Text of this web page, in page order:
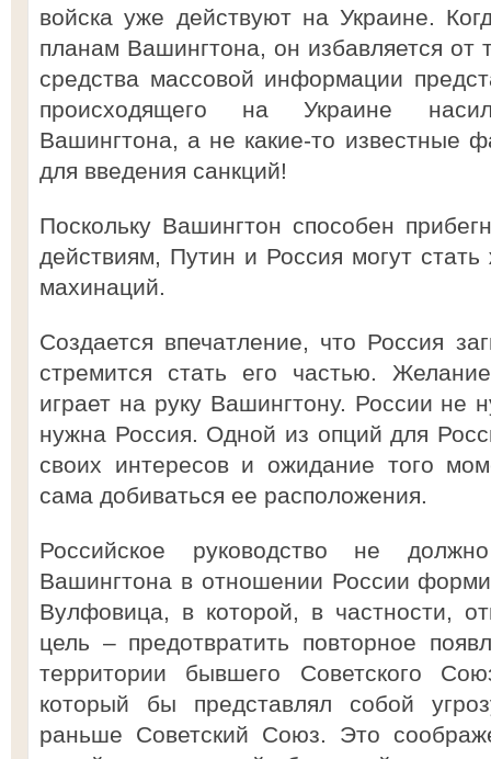
войска уже действуют на Украине.
планам Вашингтона, он избавляется от
средства массовой информации
происходящего на Украине
Вашингтона, а не какие-то известные
для введения санкций!
Поскольку Вашингтон способен
действиям, Путин и Россия могут
махинаций.
Создается впечатление, что Россия
стремится стать его частью.
играет на руку Вашингтону. России не
нужна Россия. Одной из опций для
своих интересов и ожидание того
сама добиваться ее расположения.
Российское руководство не
Вашингтона в отношении России
Вулфовица, в которой, в частности,
цель – предотвратить повторное
территории бывшего Советского
который бы представлял собой
раньше Советский Союз. Это